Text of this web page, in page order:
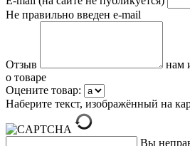
Не правильно введен e-mail
Отзыв
нам
о товаре
Оцените товар:
Наберите текст, изображённый на
Вы